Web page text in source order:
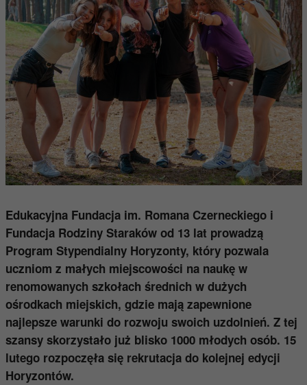
Edukacyjna Fundacja im. Romana Czerneckiego i
Fundacja Rodziny Staraków od 13 lat prowadzą
Program Stypendialny Horyzonty, który pozwala
uczniom z małych miejscowości na naukę w
renomowanych szkołach średnich w dużych
ośrodkach miejskich, gdzie mają zapewnione
najlepsze warunki do rozwoju swoich uzdolnień. Z tej
szansy skorzystało już blisko 1000 młodych osób. 15
lutego rozpoczęła się rekrutacja do kolejnej edycji
Horyzontów.